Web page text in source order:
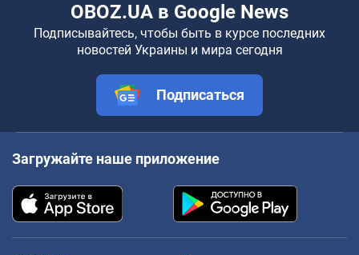
OBOZ.UA в Google News
Подписывайтесь, чтобы быть в курсе последних
новостей Украины и мира сегодня
Подписаться
Загружайте наше приложение